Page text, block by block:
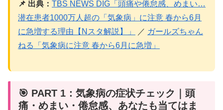
📌 出典： TBS NEWS DIG「頭痛や倦怠感、めまい…
潜在患者1000万人超の「気象病」に注意 春から6月
に急増する理由【Nスタ解説】」
／ ガールズちゃん
ねる「気象病に注意 春から6月に急増」
🎯 PART 1：気象病の症状チェック｜頭
痛・めまい・倦怠感、あなたも当てはま